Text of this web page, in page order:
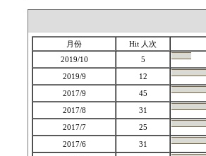
月份
Hit 人次
2019/10
5
2019/9
12
2017/9
45
2017/8
31
2017/7
25
2017/6
31